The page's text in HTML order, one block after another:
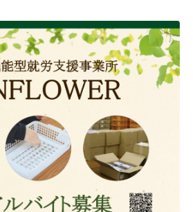
お問い合わせ アクセス